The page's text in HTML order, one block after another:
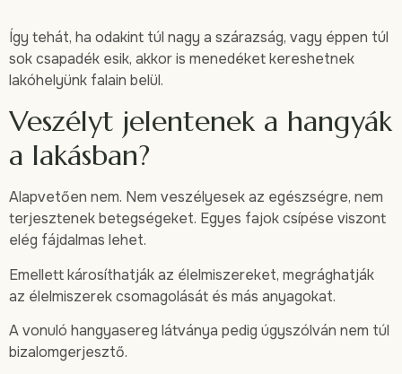
Így tehát, ha odakint túl nagy a szárazság, vagy éppen túl
sok csapadék esik, akkor is menedéket kereshetnek
lakóhelyünk falain belül.
Veszélyt jelentenek a hangyák
a lakásban?
Alapvetően nem. Nem veszélyesek az egészségre, nem
terjesztenek betegségeket. Egyes fajok csípése viszont
elég fájdalmas lehet.
Emellett károsíthatják az élelmiszereket, megrághatják
az élelmiszerek csomagolását és más anyagokat.
A vonuló hangyasereg látványa pedig úgyszólván nem túl
bizalomgerjesztő.